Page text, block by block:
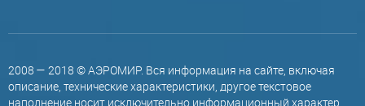
2008 — 2018 © АЭРОМИР. Вся информация на сайте, включая
описание, технические характеристики, другое текстовое
наполнение носит исключительно информационный характер,